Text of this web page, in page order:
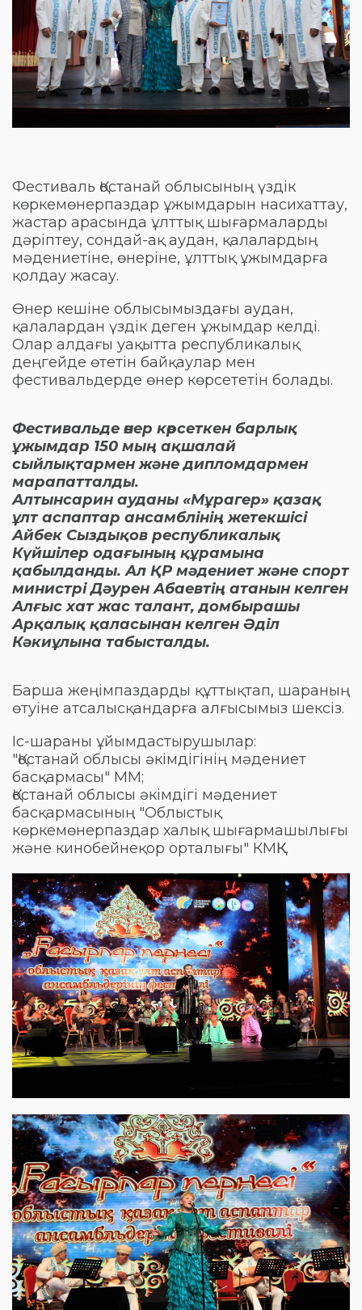
Фестиваль Қостанай облысының үздік
көркемөнерпаздар ұжымдарын насихаттау,
жастар арасында ұлттық шығармаларды
дәріптеу, сондай-ақ аудан, қалалардың
мәдениетіне, өнеріне, ұлттық ұжымдарға
қолдау жасау.
Өнер кешіне облысымыздағы аудан,
қалалардан үздік деген ұжымдар келді.
Олар алдағы уақытта республикалық
деңгейде өтетін байқаулар мен
фестивальдерде өнер көрсететін болады.
Фестивальде өнер көрсеткен барлық
ұжымдар 150 мың ақшалай
сыйлықтармен және дипломдармен
марапатталды.
Алтынсарин ауданы «Мұрагер» қазақ
ұлт аспаптар ансамблінің жетекшісі
Айбек Сыздықов республикалық
Күйшілер одағының құрамына
қабылданды. Ал ҚР мәдениет және спорт
министрі Дәурен Абаевтің атанын келген
Алғыс хат жас талант, домбырашы
Арқалық қаласынан келген Әділ
Кәкиұлына табысталды.
Барша жеңімпаздарды құттықтап, шараның
өтуіне атсалысқандарға алғысымыз шексіз.
Іс-шараны ұйымдастырушылар:
"Қостанай облысы әкімдігінің мәдениет
басқармасы" ММ;
Қостанай облысы әкімдігі мәдениет
басқармасының "Облыстық
көркемөнерпаздар халық шығармашылығы
және кинобейнеқор орталығы" КМҚК.